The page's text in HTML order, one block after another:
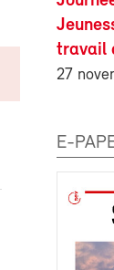
travail
27
E-